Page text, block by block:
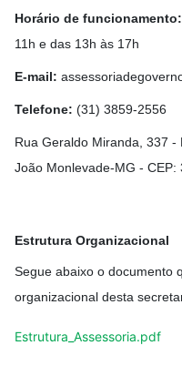
Horário de funcionamento:
11h e das 13h às 17h
E-mail:
Telefone: (31) 3859-2556
Rua Geraldo Miranda, 337
João Monlevade-MG - CEP:
Estrutura Organizacional
Segue abaixo o documento
organizacional desta
Estrutura_Assessoria.pdf